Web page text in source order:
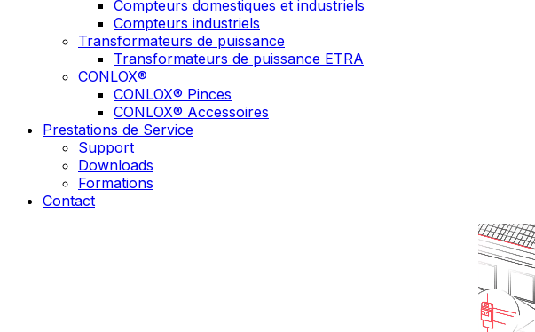
Compteurs domestiques et industriels
Compteurs industriels
Transformateurs de puissance
Transformateurs de puissance ETRA
CONLOX®
CONLOX® Pinces
CONLOX® Accessoires
Prestations de Service
Support
Downloads
Formations
Contact